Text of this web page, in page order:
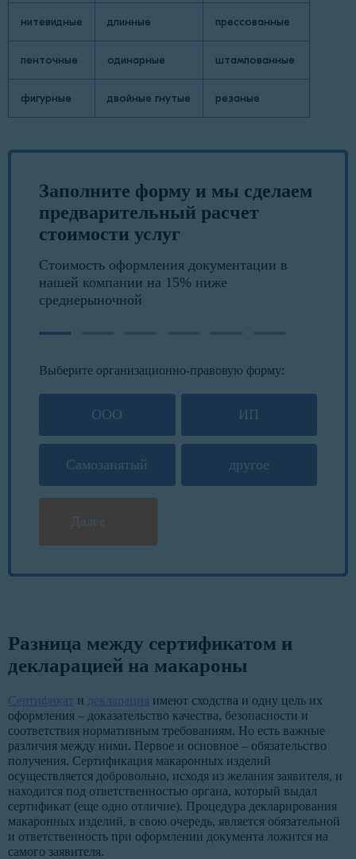
нитевидные длинные прессованные
ленточные одинарные штампованные
фигурные двойные гнутые резаные
Заполните форму и мы сделаем
предварительный расчет
стоимости услуг
Стоимость оформления документации в
нашей компании на 15% ниже
среднерыночной
Выберите организационно-правовую форму:
ООО ИП
Самозанятый другое
Далее
Разница между сертификатом и
декларацией на макароны
Сертификат и декларация имеют сходства и одну цель их
оформления – доказательство качества, безопасности и
соответствия нормативным требованиям. Но есть важные
различия между ними. Первое и основное – обязательство
получения. Сертификация макаронных изделий
осуществляется добровольно, исходя из желания заявителя, и
находится под ответственностью органа, который выдал
сертификат (еще одно отличие). Процедура декларирования
макаронных изделий, в свою очередь, является обязательной
и ответственность при оформлении документа ложится на
самого заявителя.